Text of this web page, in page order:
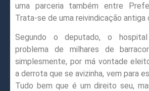
uma parceria também entre
Trata-se de uma reivindicação antiga
Segundo o deputado, o
problema de milhares de
simplesmente, por má vontade
a derrota que se avizinha, vem para
Tudo bem que é um direito seu,